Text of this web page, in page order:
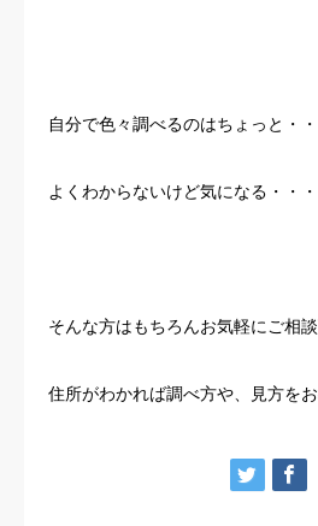
自分で色々調べるのはちょっと・・
よくわからないけど気になる・・・
そんな方はもちろんお気軽にご相談
住所がわかれば調べ方や、見方をお